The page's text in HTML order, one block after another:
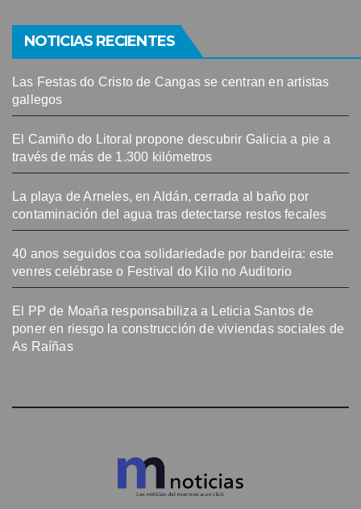
NOTICIAS RECIENTES
Las Festas do Cristo de Cangas se centran en artistas
gallegos
El Camiño do Litoral propone descubrir Galicia a pie a
través de más de 1.300 kilómetros
La playa de Arneles, en Aldán, cerrada al baño por
contaminación del agua tras detectarse restos fecales
40 anos seguidos coa solidariedade por bandeira: este
venres celébrase o Festival do Kilo no Auditorio
El PP de Moaña responsabiliza a Leticia Santos de
poner en riesgo la construcción de viviendas sociales de
As Raíñas